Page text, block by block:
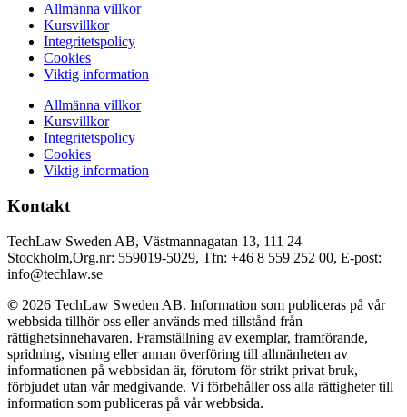
Allmänna villkor
Kursvillkor
Integritetspolicy
Cookies
Viktig information
Allmänna villkor
Kursvillkor
Integritetspolicy
Cookies
Viktig information
Kontakt
TechLaw Sweden AB, Västmannagatan 13, 111 24
Stockholm,Org.nr: 559019-5029, Tfn: +46 8 559 252 00, E-post:
info@techlaw.se
© 2026 TechLaw Sweden AB. Information som publiceras på vår
webbsida tillhör oss eller används med tillstånd från
rättighetsinnehavaren. Framställning av exemplar, framförande,
spridning, visning eller annan överföring till allmänheten av
informationen på webbsidan är, förutom för strikt privat bruk,
förbjudet utan vår medgivande. Vi förbehåller oss alla rättigheter till
information som publiceras på vår webbsida.